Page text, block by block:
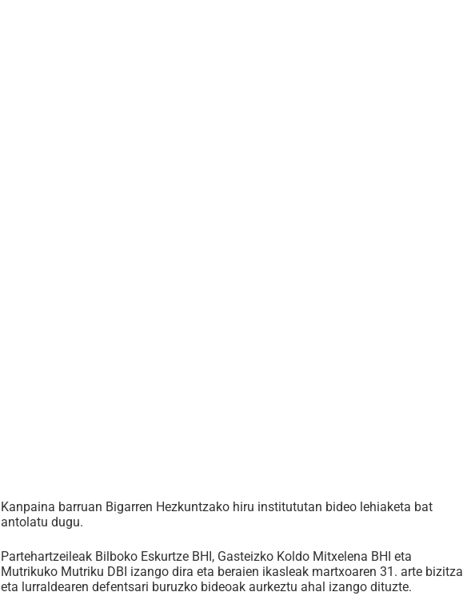
Kanpaina barruan Bigarren Hezkuntzako hiru institututan bideo lehiaketa bat
antolatu dugu.
Partehartzeileak Bilboko Eskurtze BHI, Gasteizko Koldo Mitxelena BHI eta
Mutrikuko Mutriku DBI izango dira eta beraien ikasleak martxoaren 31. arte bizitza
eta lurraldearen defentsari buruzko bideoak aurkeztu ahal izango dituzte.